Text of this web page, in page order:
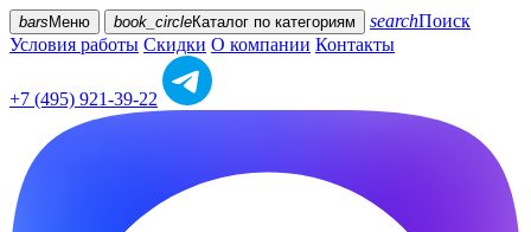
bars Меню book_circleКаталог по категориям searchПоиск
Условия работы Скидки О компании Контакты
+7 (495) 921-39-22